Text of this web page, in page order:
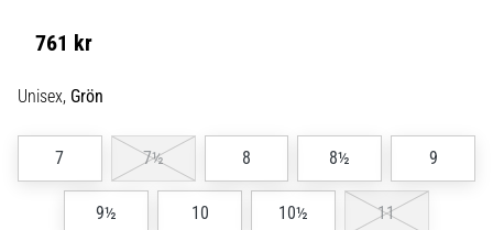
match,
och…
9. 6. 2025
•
3 min. läsning
761 kr
Unisex, Grön
7 7½ 8 8½ 9
9½ 10 10½ 11